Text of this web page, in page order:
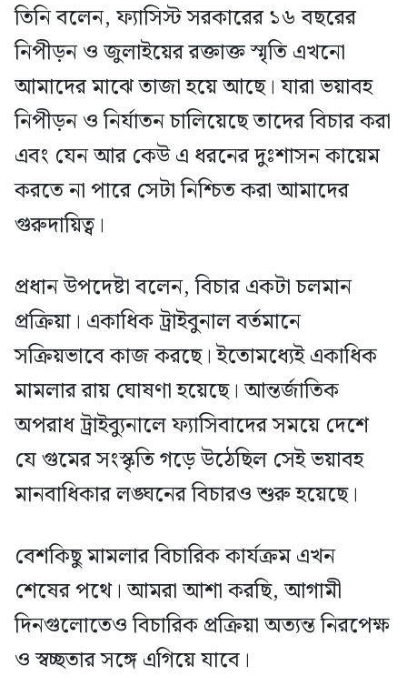
তিনি বলেন, ফ্যাসিস্ট সরকারের ১৬ বছরের
নিপীড়ন ও জুলাইয়ের রক্তাক্ত স্মৃতি এখনো
আমাদের মাঝে তাজা হয়ে আছে। যারা ভয়াবহ
নিপীড়ন ও নির্যাতন চালিয়েছে তাদের বিচার করা
এবং যেন আর কেউ এ ধরনের দুঃশাসন কায়েম
করতে না পারে সেটা নিশ্চিত করা আমাদের
গুরুদায়িত্ব।
প্রধান উপদেষ্টা বলেন, বিচার একটা চলমান
প্রক্রিয়া। একাধিক ট্রাইবুনাল বর্তমানে
সক্রিয়ভাবে কাজ করছে। ইতোমধ্যেই একাধিক
মামলার রায় ঘোষণা হয়েছে। আন্তর্জাতিক
অপরাধ ট্রাইব্যুনালে ফ্যাসিবাদের সময়ে দেশে
যে গুমের সংস্কৃতি গড়ে উঠেছিল সেই ভয়াবহ
মানবাধিকার লঙ্ঘনের বিচারও শুরু হয়েছে।
বেশকিছু মামলার বিচারিক কার্যক্রম এখন
শেষের পথে। আমরা আশা করছি, আগামী
দিনগুলোতেও বিচারিক প্রক্রিয়া অত্যন্ত নিরপেক্ষ
ও স্বচ্ছতার সঙ্গে এগিয়ে যাবে।